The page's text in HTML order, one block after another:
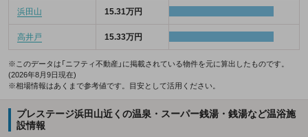
浜田山 15.31万円
高井戸 15.33万円
※このデータは「ニフティ不動産」に掲載されている物件を元に算出したものです。
(2026年8月9日現在)
※相場情報はあくまで参考値です。目安として活用ください。
プレステージ浜田山近くの温泉・スーパー銭湯・銭湯など温浴施
設情報